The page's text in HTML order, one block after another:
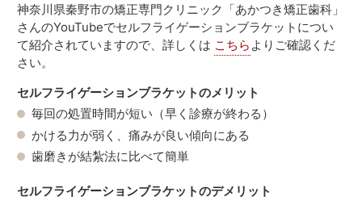
神奈川県秦野市の矯正専門クリニック「あかつき矯正歯科」
さんのYouTubeでセルフライゲーションブラケットについ
て紹介されていますので、詳しくは こちら よりご確認くだ
さい。
セルフライゲーションブラケットのメリット
毎回の処置時間が短い（早く診療が終わる）
かける力が弱く、痛みが良い傾向にある
歯磨きが結紮法に比べて簡単
セルフライゲーションブラケットのデメリット